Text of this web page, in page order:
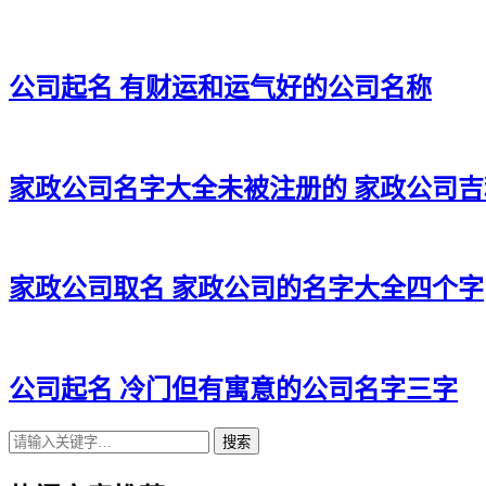
公司起名 有财运和运气好的公司名称
家政公司名字大全未被注册的 家政公司
家政公司取名 家政公司的名字大全四个字
公司起名 冷门但有寓意的公司名字三字
搜索